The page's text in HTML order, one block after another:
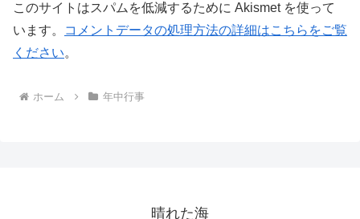
このサイトはスパムを低減するために Akismet を使って
います。
コメントデータの処理方法の詳細はこちらをご覧
ください。
ホーム 年中行事
晴れた海